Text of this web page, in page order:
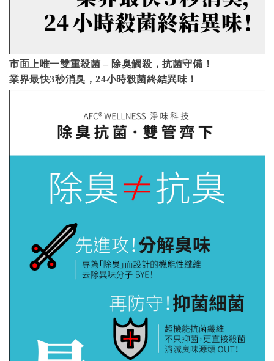
市面上唯一雙重殺菌 – 除臭觸殺，抗菌守備！
業界最快3秒消臭，24小時殺菌終結異味！